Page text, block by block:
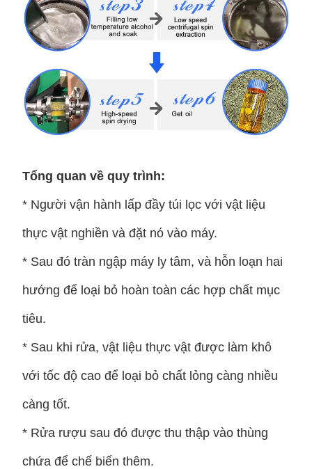
Tổng quan về quy trình:
* Người vận hành lấp đầy túi lọc với vật liệu
thực vật nghiền và đặt nó vào máy.
* Sau đó tràn ngập máy ly tâm, và hỗn loạn hai
hướng để loại bỏ hoàn toàn các hợp chất mục
tiêu.
* Sau khi rửa, vật liệu thực vật được làm khô
với tốc độ cao để loại bỏ chất lỏng càng nhiều
càng tốt.
* Rửa rượu sau đó được thu thập vào thùng
chứa để chế biến thêm.